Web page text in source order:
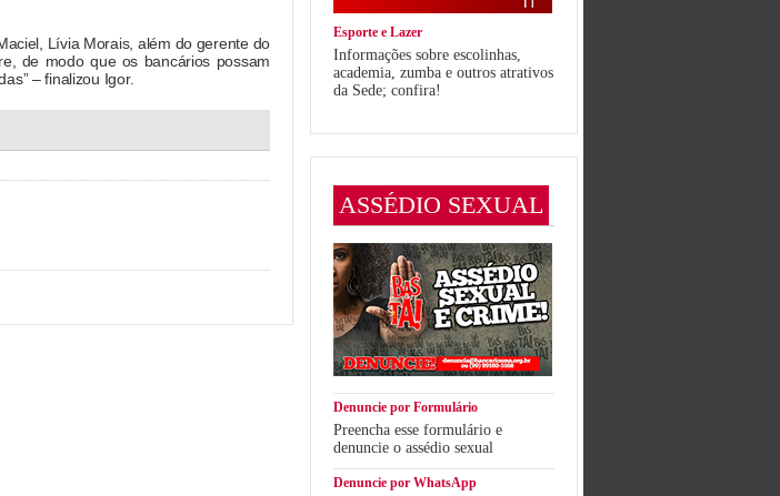
Lívia Morais, além do gerente do
de modo que os bancários possam
– finalizou Igor.
Esporte e Lazer
Informações sobre escolinhas,
academia, zumba e outros atrativos
da Sede; confira!
ASSÉDIO SEXUAL
Denuncie por Formulário
Preencha esse formulário e
denuncie o assédio sexual
Denuncie por WhatsApp